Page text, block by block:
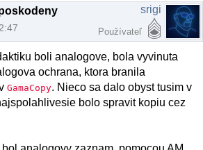
srigi
Používateľ
boli analogove, bola vyvinuta
ochrana, ktora branila
GamaCopy. Nieco sa dalo obyst tusim v
bolo spravit kopiu cez